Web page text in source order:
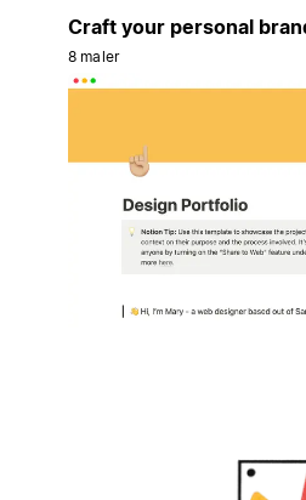
Craft your personal
8 maler